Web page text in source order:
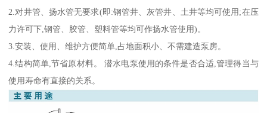
2.对井管、扬水管无要求(即:钢管井、灰管井、土井等均可使用;在压
力许可下,钢管、胶管、塑料管等均可作扬水管使用)。
3.安装、使用、维护方便简单,占地面积小、不需建造泵房。
4.结构简单,节省原材料。 潜水电泵使用的条件是否合适,管理得当与
使用寿命有直接的关系。